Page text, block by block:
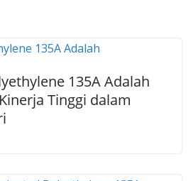
135A Adalah
Tinggi dalam